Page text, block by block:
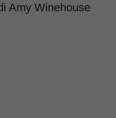
Amy Winehouse